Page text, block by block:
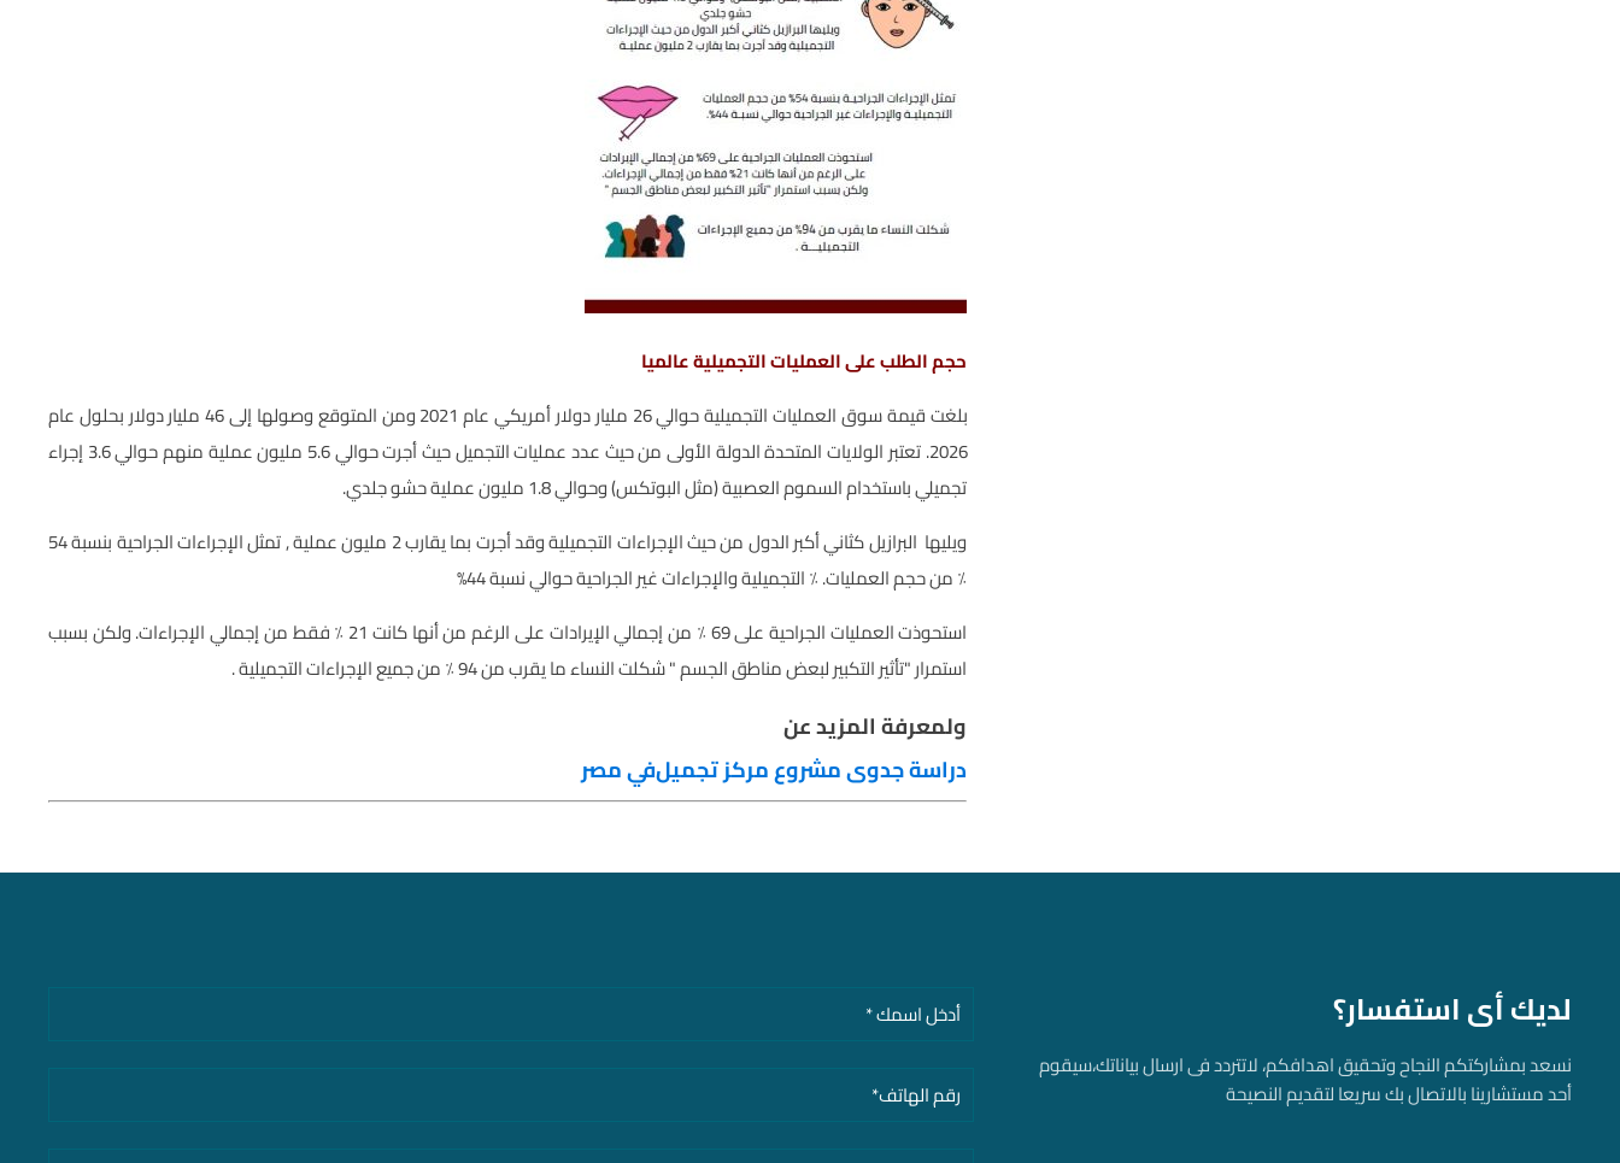
حجم الطلب على العمليات التجميلية عالميا
بلغت قيمة سوق العمليات التجميلية حوالي 26 مليار دولار أمريكي عام 2021 ومن المتوقع وصولها إلى 46 مليار دولار بحلول عام
2026. تعتبر الولايات المتحدة الدولة الأولى من حيث عدد عمليات التجميل حيث أجرت حوالي 5.6 مليون عملية منهم حوالي 3.6 إجراء
تجميلي باستخدام السموم العصبية (مثل البوتكس) وحوالي 1.8 مليون عملية حشو جلدي.
ويليها البرازيل كثاني أكبر الدول من حيث الإجراءات التجميلية وقد أجرت بما يقارب 2 مليون عملية , تمثل الإجراءات الجراحية بنسبة 54
٪ من حجم العمليات. ٪ التجميلية والإجراءات غير الجراحية حوالي نسبة 44%
استحوذت العمليات الجراحية على 69 ٪ من إجمالي الإيرادات على الرغم من أنها كانت 21 ٪ فقط من إجمالي الإجراءات. ولكن بسبب
استمرار "تأثير التكبير لبعض مناطق الجسم " شكلت النساء ما يقرب من 94 ٪ من جميع الإجراءات التجميلية .
ولمعرفة المزيد عن
دراسة جدوىمشروع مركز تجميلفي مصر
لديك أى استفسار؟
نسعد بمشاركتكم النجاح وتحقيق اهدافكم، لاتتردد فى ارسال بياناتك، سيقوم
أحد مستشارينا بالاتصال بك سريعا لتقديم النصيحة